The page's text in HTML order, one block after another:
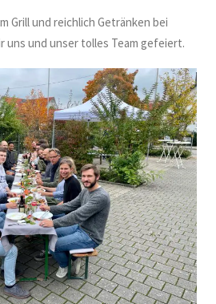
Grill und reichlich Getränken bei
uns und unser tolles Team gefeiert.